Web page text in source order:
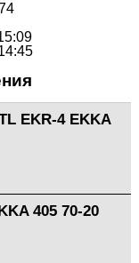
EKR-4 EKKA
405 70-20